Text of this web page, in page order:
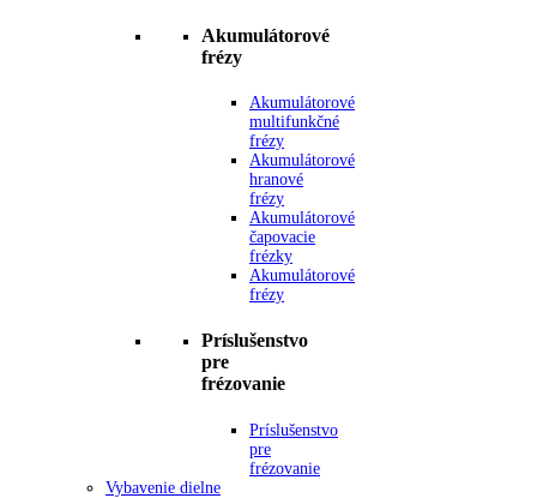
Akumulátorové
frézy
Akumulátorové
multifunkčné
frézy
Akumulátorové
hranové
frézy
Akumulátorové
čapovacie
frézky
Akumulátorové
frézy
Príslušenstvo
pre
frézovanie
Príslušenstvo
pre
frézovanie
Vybavenie dielne